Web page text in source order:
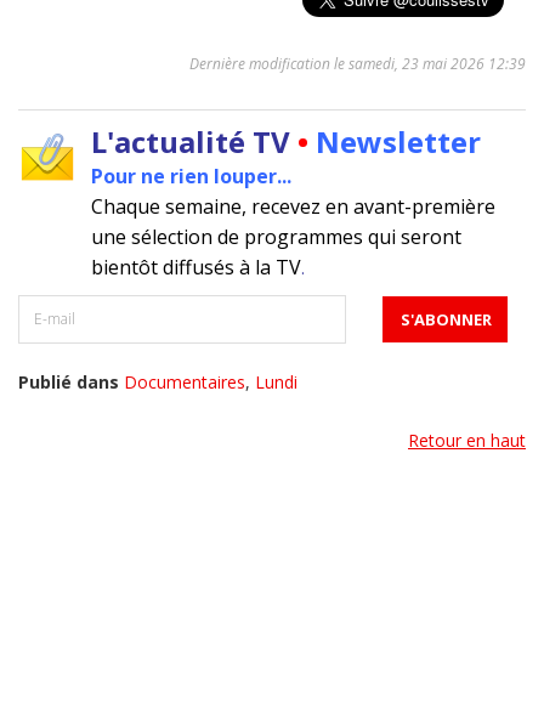
Dernière modification le samedi, 23 mai 2026 12:39
L'actualité TV • Newsletter
Pour ne rien louper...
Chaque semaine, recevez en avant-première
une sélection de programmes qui seront
bientôt diffusés à la TV.
Publié dans Documentaires, Lundi
Retour en haut